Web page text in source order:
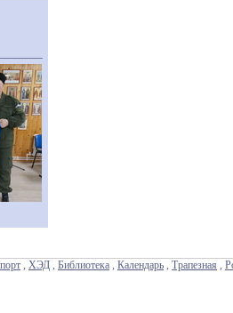
, ХЭД , Библиотека , Календарь , Трапезная ,